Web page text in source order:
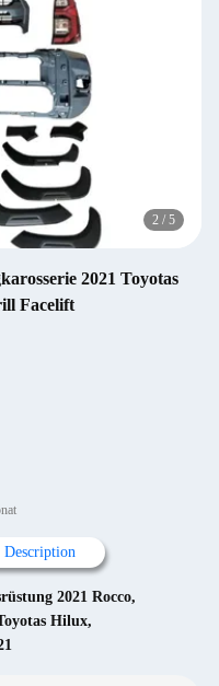
2 / 5
2021 Toyotas
Facelift
Description
2021 Rocco,
Hilux,